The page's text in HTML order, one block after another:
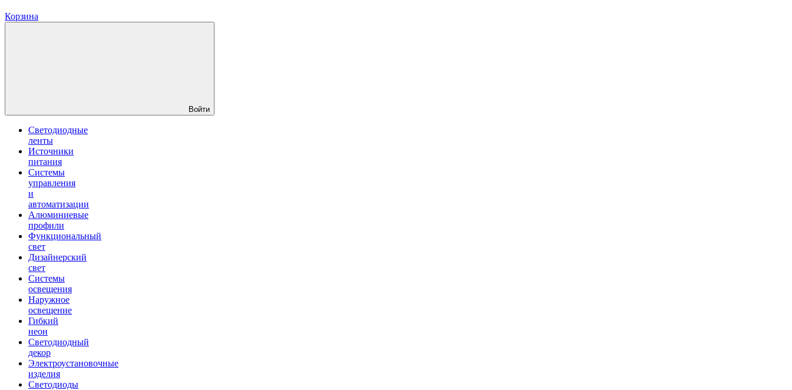
Корзина
Войти
Светодиодные
ленты
Источники
питания
Системы
управления
и
автоматизации
Алюминиевые
профили
Функциональный
свет
Дизайнерский
свет
Системы
освещения
Наружное
освещение
Гибкий
неон
Светодиодный
декор
Электроустановочные
изделия
Светодиоды